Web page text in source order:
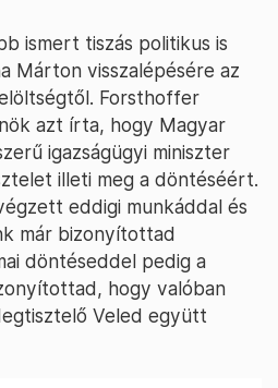
ismert tiszás politikus is
Márton visszalépésére az
Forsthoffer
azt írta, hogy Magyar
igazságügyi miniszter
illeti meg a döntéséért.
eddigi munkáddal és
már bizonyítottad
döntéseddel pedig a
hogy valóban
Veled együtt